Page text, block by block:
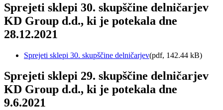
Sprejeti sklepi 30. skupščine delničarjev
KD Group d.d., ki je potekala dne
28.12.2021
Sprejeti sklepi 30. skupščine delničarjev(pdf, 142.44 kB)
Sprejeti sklepi 29. skupščine delničarjev
KD Group d.d., ki je potekala dne
9.6.2021